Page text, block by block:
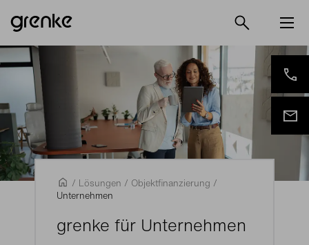
/ Lösungen / Objektfinanzierung /
Unternehmen
grenke für Unternehmen